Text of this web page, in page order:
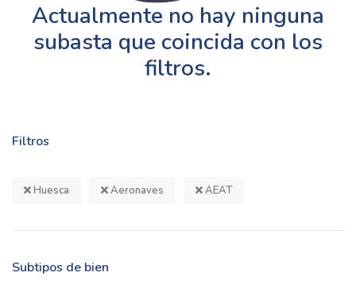
Filtros
Huesca Aeronaves AEAT
Subtipos de bien
Actualmente no hay ninguna
subasta que coincida con los
filtros.